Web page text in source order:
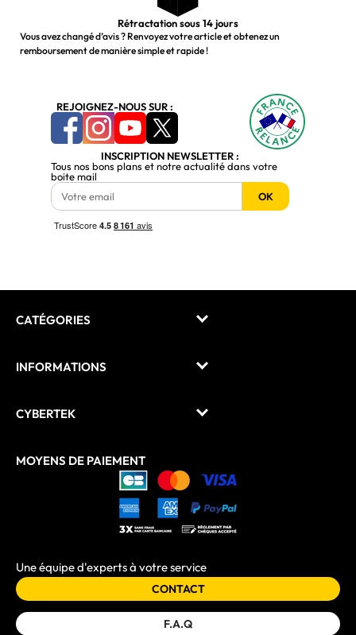
Rétractation sous 14 jours
Vous avez changé d’avis ? Renvoyez votre article et obtenez un
remboursement de manière simple et rapide !
REJOIGNEZ-NOUS SUR :
INSCRIPTION NEWSLETTER :
Tous nos bons plans et notre actualité dans votre
boite mail
OK
CATÉGORIES
INFORMATIONS
CYBERTEK
MOYENS DE PAIEMENT
Une équipe d'experts à votre service
CONTACT
F.A.Q